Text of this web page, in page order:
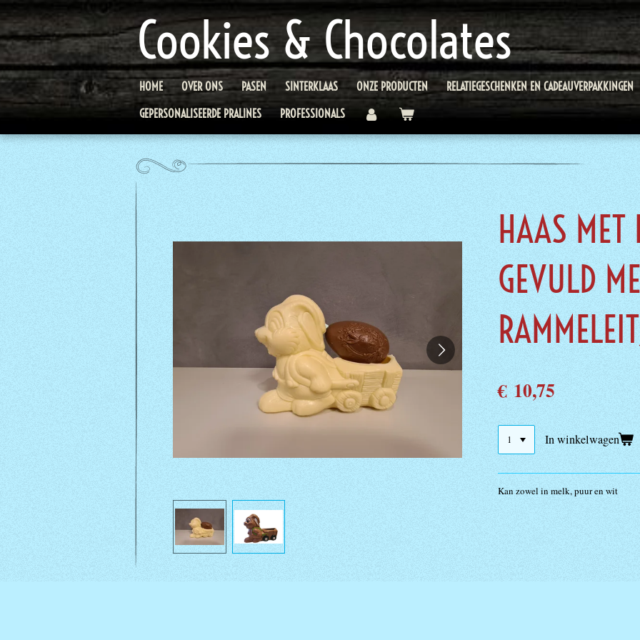
direct
de
hoofdinhoud
Cookies & Chocolates
HOME OVER ONS PASEN SINTERKLAAS ONZE PRODUCTEN
RELATIEGESCHENKEN EN CADEAUVERPAKKINGEN
GEPERSONALISEERDE PRALINES
PROFESSIONALS
HAAS MET
GEVULD
€ 10,75
In winkelwagen
Kan zowel in melk, puur en wit